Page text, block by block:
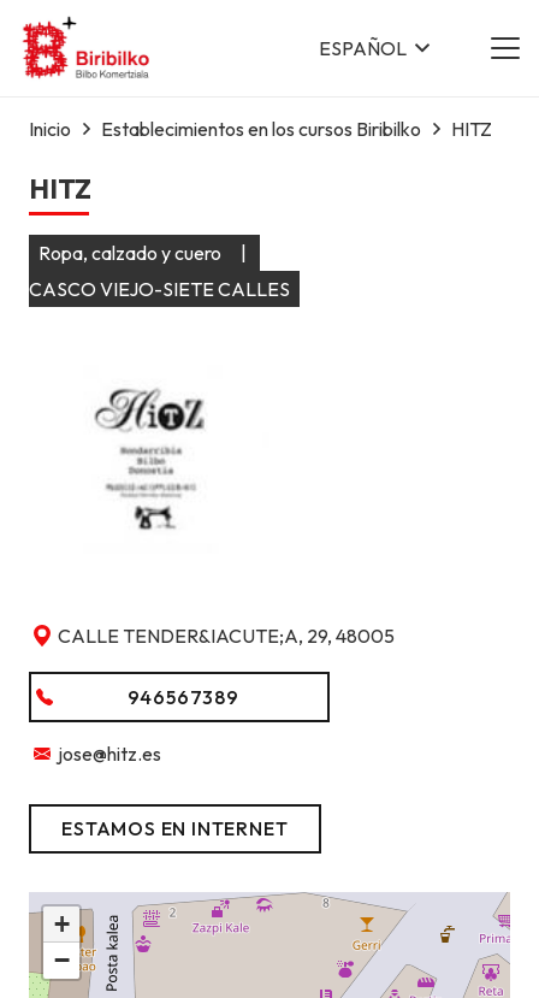
ESPAÑOL
Inicio Establecimientos en los cursos Biribilko HITZ
HITZ
Ropa, calzado y cuero
|
CASCO VIEJO-SIETE CALLES
CALLE TENDER&IACUTE;A, 29, 48005
946567389
jose@hitz.es
ESTAMOS EN INTERNET
+
−